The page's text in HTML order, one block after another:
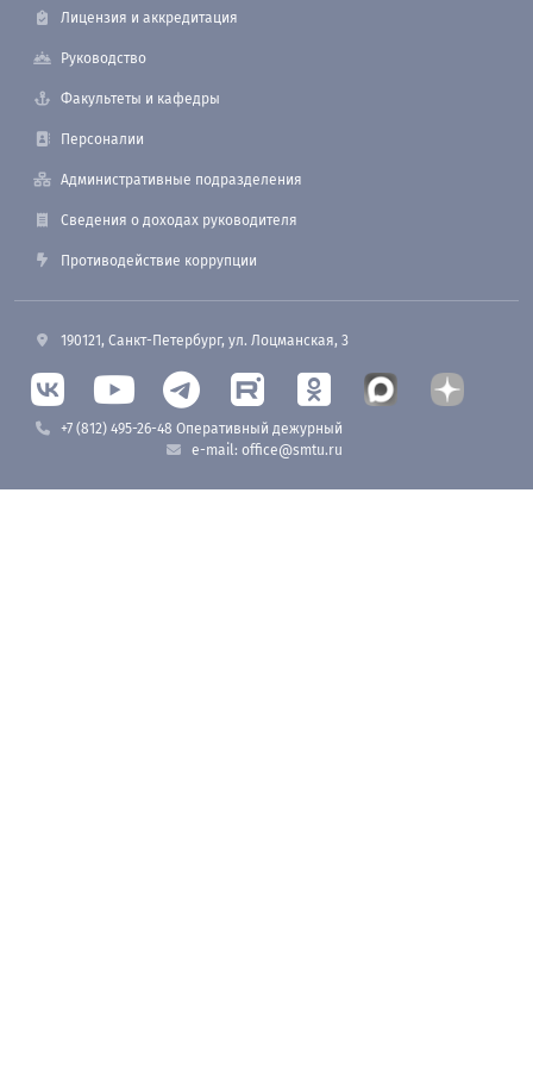
Лицензия и аккредитация
Руководство
Факультеты и кафедры
Персоналии
Административные подразделения
Сведения о доходах руководителя
Противодействие коррупции
190121, Санкт-Петербург, ул. Лоцманская, 3
+7 (812) 495-26-48 Оперативный дежурный
e-mail: office@smtu.ru